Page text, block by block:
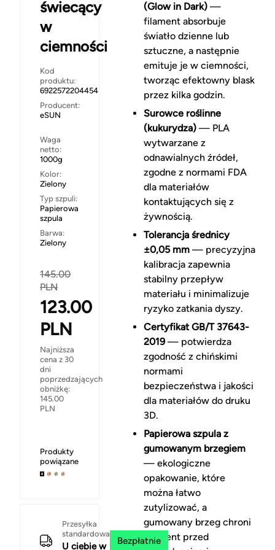
świecący
w
ciemności
Kod
produktu:
6922572204454
Producent:
eSUN
Waga
netto:
1000g
Kolor:
Zielony
Typ szpuli:
Papierowa
szpula
Barwa:
Zielony
145.00
PLN
123.00
PLN
Najniższa
cena z 30
dni
poprzedzających
obniżkę:
145.00
PLN
Produkty
powiązane
Przesyłka
standardowa
U ciebie w Bezpłatnie
(Glow in Dark)—
filament absorbuje
światło dzienne lub
sztuczne, a następnie
emituje je w ciemności,
tworząc efektowny blask
przez kilka godzin.
Surowce roślinne
(kukurydza)— PLA
wytwarzane z
odnawialnych źródeł,
zgodne z normami FDA
dla materiałów
kontaktujących się z
żywnością.
Tolerancja średnicy
±0,05 mm— precyzyjna
kalibracja zapewnia
stabilny przepływ
materiału i minimalizuje
ryzyko zatkania dyszy.
Certyfikat GB/T 37643-
2019— potwierdza
zgodność z chińskimi
normami
bezpieczeństwa i jakości
dla materiałów do druku
3D.
Papierowa szpula z
gumowanym brzegiem
— ekologiczne
opakowanie, które
można łatwo
zutylizować, a
gumowany brzeg chroni
filament przed